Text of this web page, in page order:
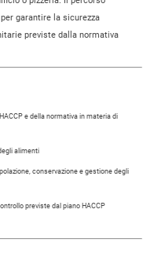
garantire la sicurezza
previste dalla normativa
e della normativa in materia di
alimenti
conservazione e gestione degli
previste dal piano HACCP